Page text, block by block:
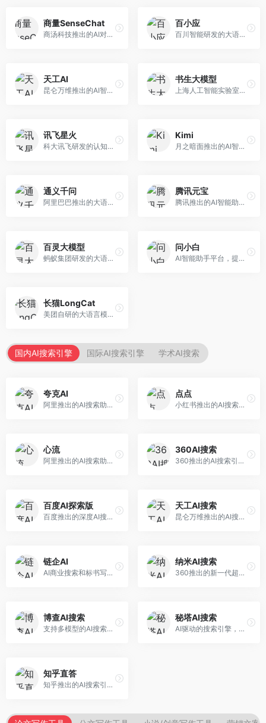
商量SenseChat
商汤科技推出的AI对话平台，结合计算机视觉和自然语言处理技术。面向企业用户和开发者，支持多模态交互，视觉理解能力强，适合智能客服和内容创作场景。
百小应
百川智能研发的大语言模型助手，专注于中文理解和生成。面向中文用户，提供知识问答、文本创作、代码辅助等服务，模型参数规模大，中文表达流畅自然。
天工AI
昆仑万维推出的AI智能助手，集成搜索、对话、创作等多种能力。面向普通用户和内容创作者，支持联网搜索、文本生成、图像理解等功能，响应速度快，免费使用。
书生大模型
上海人工智能实验室研发的开源大模型系列，支持多尺度和多模态。面向研究机构和开发者，开源生态完善，学术研究背景深厚，适合科研和定制开发。
讯飞星火
科大讯飞研发的认知智能大模型，深度融合语音识别和自然语言处理技术。面向企业用户和教育领域，提供语音交互、文档处理、代码生成等服务，中文语音识别准确率高。
Kimi
月之暗面推出的AI智能助手，核心优势在于超长文本处理能力，支持20万字以上文档分析。面向学术研究者、职场人士和内容创作者，提供文档解读、PPT生成、联网搜索等综合服务。
通义千问
阿里巴巴推出的大语言模型平台，提供对话问答、文档处理、图像理解、代码编写等全方位AI服务。面向企业用户和个人开发者，集成阿里云生态，支持多模态交互，企业级安全保障。
腾讯元宝
腾讯推出的AI智能助手，整合微信生态和腾讯云服务。面向普通用户和企业客户，支持文档解析、图像理解、联网搜索等功能，与腾讯产品无缝衔接，办公协作便捷。
百灵大模型
蚂蚁集团研发的大语言模型平台，专注于金融科技和企业服务。面向金融机构和企业客户，提供智能客服、风险分析、文档处理等服务，金融场景理解深入。
问小白
AI智能助手平台，提供知识问答、文本创作、文档处理等服务。面向普通用户和职场人士，操作简便，响应速度快，支持多场景应用。
长猫LongCat
美团自研的大语言模型对话平台，专注于本地生活服务场景。面向美团生态用户，提供智能推荐、服务问答等功能，本地生活知识覆盖全面。
国内AI搜索引擎 国际AI搜索引擎 学术AI搜索
夸克AI
阿里推出的AI搜索助手，整合搜索与AI功能。面向年轻用户，提供智能搜索、文档处理、学习辅助等服务，与夸克生态深度整合。
点点
小红书推出的AI搜索应用，专注于生活方式内容搜索。面向小红书用户，提供生活攻略、消费决策、内容推荐等服务，生活方式内容丰富。
心流
阿里推出的AI搜索助手，专注于智能信息获取。面向普通用户，提供智能搜索、内容整理、知识问答等服务，与阿里生态深度整合。
360AI搜索
360推出的AI搜索引擎，专注于安全智能搜索。面向普通用户，提供智能问答、网页搜索、内容整理等服务，安全防护能力强。
百度AI探索版
百度推出的深度AI搜索引擎，整合百度知识图谱。面向中文用户，提供智能问答、知识探索、内容生成等服务，知识覆盖面广。
天工AI搜索
昆仑万维推出的AI搜索引擎，整合大模型与搜索能力。面向普通用户，提供智能问答、深度搜索、内容整理等服务，中文搜索体验好。
链企AI
AI商业搜索和标书写作工具，专注于企业服务场景。面向企业用户，提供商业信息搜索、标书生成、企业分析等服务，商业信息专业。
纳米AI搜索
360推出的新一代超级AI搜索，深度整合360搜索资源。面向普通用户，提供智能问答、多模态搜索、内容生成等服务，安全可靠。
博查AI搜索
支持多模型的AI搜索引擎，整合多种大模型能力。面向AI爱好者，提供多模型搜索、答案对比、深度分析等服务，模型选择灵活。
秘塔AI搜索
AI驱动的搜索引擎，专注于无广告直达结果。面向研究者和信息获取需求者，提供深度搜索、来源标注、答案整理等服务，搜索结果干净准确，信息可信度高。
知乎直答
知乎推出的AI搜索引擎，专注于知识问答场景。面向知识获取者，提供知乎内容搜索、智能问答、知识整理等服务，专业知识丰富。